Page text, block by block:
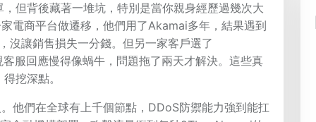
但背後藏著一堆坑，特別是當你親身經歷過幾次大
電商平台做遷移，他們用了Akamai多年，結果遇到
沒讓銷售損失一分錢。但另一家客戶選了
服回應慢得像蝸牛，問題拖了兩天才解決。這些真
挖深點。
他們在全球有上千個節點，DDoS防禦能力強到能扛